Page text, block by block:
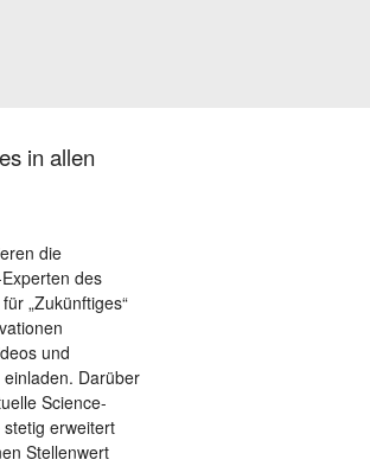
in allen
die
des
„Zukünftiges“
und
Darüber
Science-
erweitert
Stellenwert